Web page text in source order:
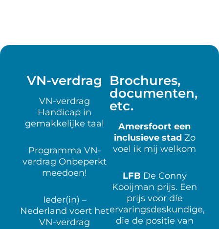
VN-verdrag
VN-verdrag
Handicap in
gemakkelijke taal
Programma VN-
verdrag Onbeperkt
meedoen!
Ieder(in) –
Nederland voert het
VN-verdrag
Brochures,
documenten,
etc.
Amersfoort een
inclusieve stad Zo
voel ik mij welkom
LFB De Conny
Kooijman prijs. Een
prijs voor díe
ervaringsdeskundige,
die de positie van